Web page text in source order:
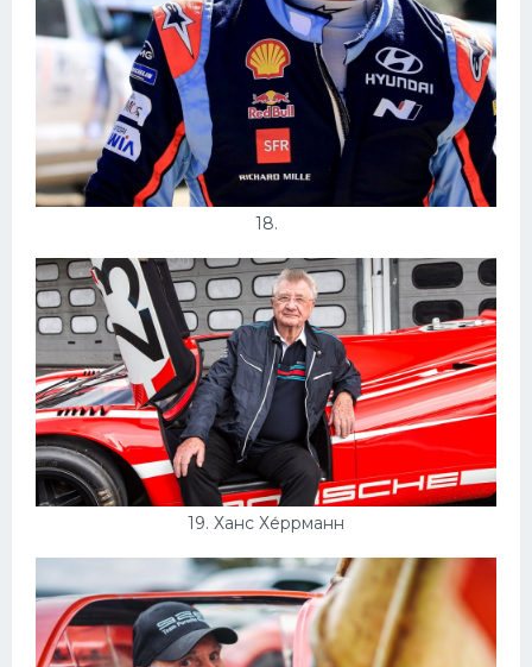
18.
19. Ханс Хе́ррманн